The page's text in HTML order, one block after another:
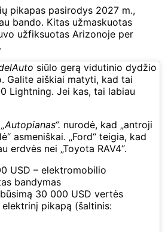
pikapas pasirodys 2027 m.,
bando. Kitas užmaskuotas
užfiksuotas Arizonoje per
siūlo gerą vidutinio dydžio
Galite aiškiai matyti, kad tai
Lightning. Jei kas, tai labiau
„Autopianas“. nurodė, kad „antroji
asmeniškai. „Ford“ teigia, kad
erdvės nei „Toyota RAV4“.
būsimą 30 000 USD vertės
pikapą (šaltinis: